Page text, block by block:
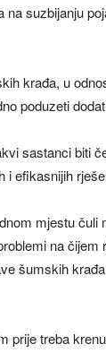
suzbijanju
krađa, u
poduzeti
sastanci biti
i efikasnijih
mjestu čuli
na
šumskih
prije treba